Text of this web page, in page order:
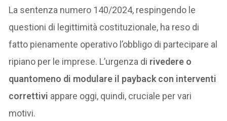
La sentenza numero 140/2024, respingendo le
questioni di legittimità costituzionale, ha reso di
fatto pienamente operativo l’obbligo di partecipare al
ripiano per le imprese. L’urgenza di rivedere o
quantomeno di modulare il payback con interventi
correttivi appare oggi, quindi, cruciale per vari
motivi.